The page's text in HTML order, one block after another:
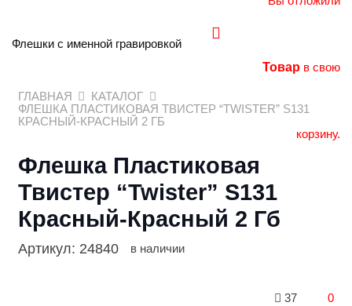
Флешки с именной гравировкой
Товарв свою
корзину.
ГЛАВНАЯ
КАТАЛОГ
ФЛЕШКА ПЛАСТИКОВАЯ ТВИСТЕР “TWISTER” S131
КРАСНЫЙ-КРАСНЫЙ 2 ГБ
Флешка Пластиковая
Твистер “Twister” S131
Красный-Красный 2 Гб
Артикул: 24840 в наличии
37 0